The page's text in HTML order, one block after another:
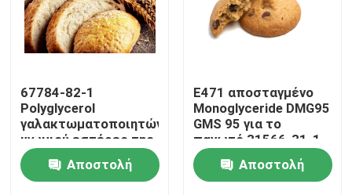
E471 γαλακτωματοποιητής τροφίμων
Φυσικοί γαλακτωματοποιητές τροφίμων
Αποσταγμένο Monoglyceride
67784-82-1
Polyglycerol
γαλακτωματοποιητών
ψωμιού εστέρες της
κιτρινωπής σκόνης
λιπαρών οξέων PGE
E475
Αποστολή
E471 αποσταγμένο
Monoglyceride DMG95
GMS 95 για το
παγωτό 31566-31-1
Αποστολή